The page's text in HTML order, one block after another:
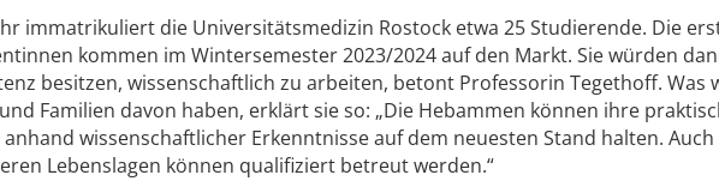
immatrikuliert die Universitätsmedizin Rostock etwa 25 Studierende. Die
kommen im Wintersemester 2023/2024 auf den Markt. Sie würden
besitzen, wissenschaftlich zu arbeiten, betont Professorin Tegethoff. Was
Familien davon haben, erklärt sie so: „Die Hebammen können ihre
wissenschaftlicher Erkenntnisse auf dem neuesten Stand halten. Auch
Lebenslagen können qualifiziert betreut werden.“